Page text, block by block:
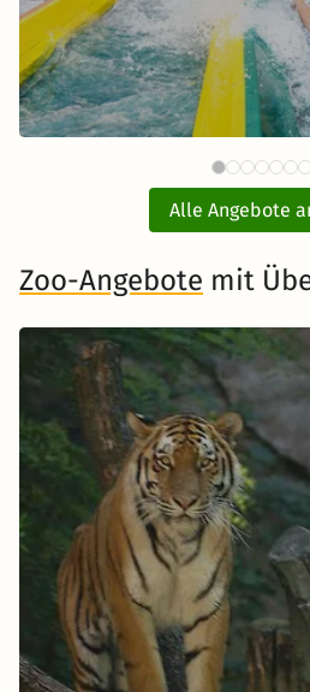
Therme
inkl. Übernachtung und
Alle Angebote
Zoo-Angebote mit